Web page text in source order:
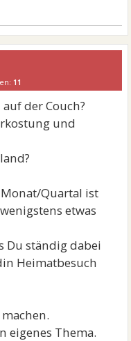
11
der Couch?
und
Quartal ist
etwas
Du ständig dabei
Heimatbesuch
eigenes Thema.